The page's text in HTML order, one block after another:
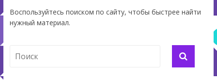
Воспользуйтесь поиском по сайту, чтобы быстрее найти
нужный материал.